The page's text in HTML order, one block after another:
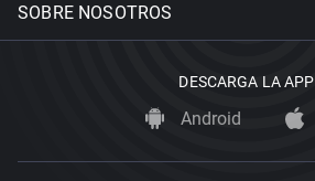
SOBRE NOSOTROS
DESCARGA LA APP
Android